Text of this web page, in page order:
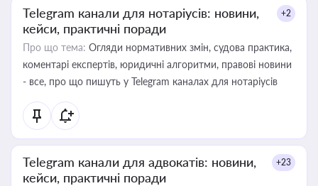
Telegram канали для нотаріусів: новини,
кейси, практичні поради
+2
Про що тема: Огляди нормативних змін, судова практика,
коментарі експертів, юридичні алгоритми, правові новини
- все, про що пишуть у Telegram каналах для нотаріусів
Telegram канали для адвокатів: новини,
кейси, практичні поради
+23